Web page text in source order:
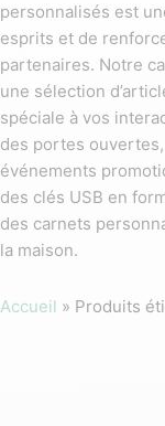
personnalisés est
esprits et de
partenaires. Notre
une sélection
spéciale à vos
des portes
événements
des clés USB en
des carnets
la maison.
Accueil » Produits